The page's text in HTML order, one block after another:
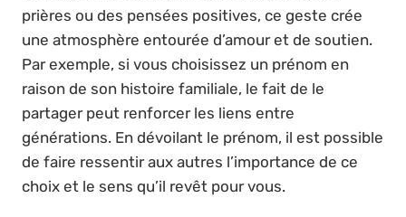
prières ou des pensées positives, ce geste crée
une atmosphère entourée d’amour et de soutien.
Par exemple, si vous choisissez un prénom en
raison de son histoire familiale, le fait de le
partager peut renforcer les liens entre
générations. En dévoilant le prénom, il est possible
de faire ressentir aux autres l’importance de ce
choix et le sens qu’il revêt pour vous.